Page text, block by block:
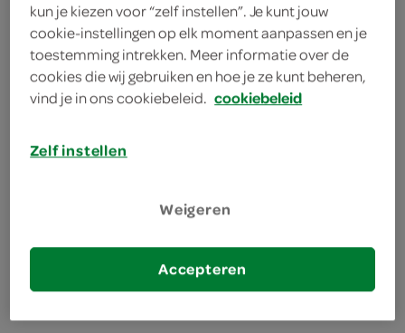
verwerkt in de winkelmand.
romige melkchocolade met een pure bite, voor wie
van volle chocoladesmaak houdt
chocolade 100% slaafvrij. Doe je mee?
cacaobestanddelen.
geschikt voor vegetariërs
kun je kiezen voor “zelf instellen”. Je kunt jouw
cookie-instellingen op elk moment aanpassen en je
toestemming intrekken. Meer informatie over de
cookies die wij gebruiken en hoe je ze kunt beheren,
vind je in ons cookiebeleid. cookiebeleid
Zelf instellen
Weigeren
Accepteren